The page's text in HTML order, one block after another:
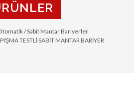
/ Sabit Mantar Bariyerler
TESTLİ SABİT MANTAR BARİYER